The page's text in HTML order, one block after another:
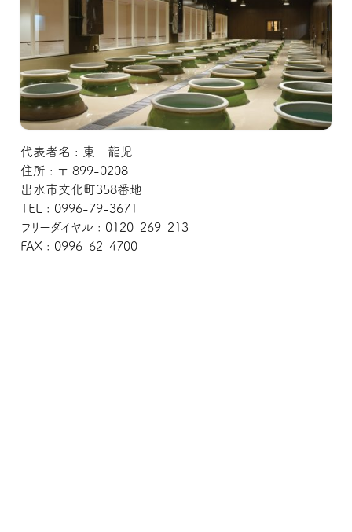
代表者名 : 東 龍児
住所 : 〒 899-0208
出水市文化町358番地
TEL : 0996-79-3671
フリーダイヤル : 0120-269-213
FAX : 0996-62-4700